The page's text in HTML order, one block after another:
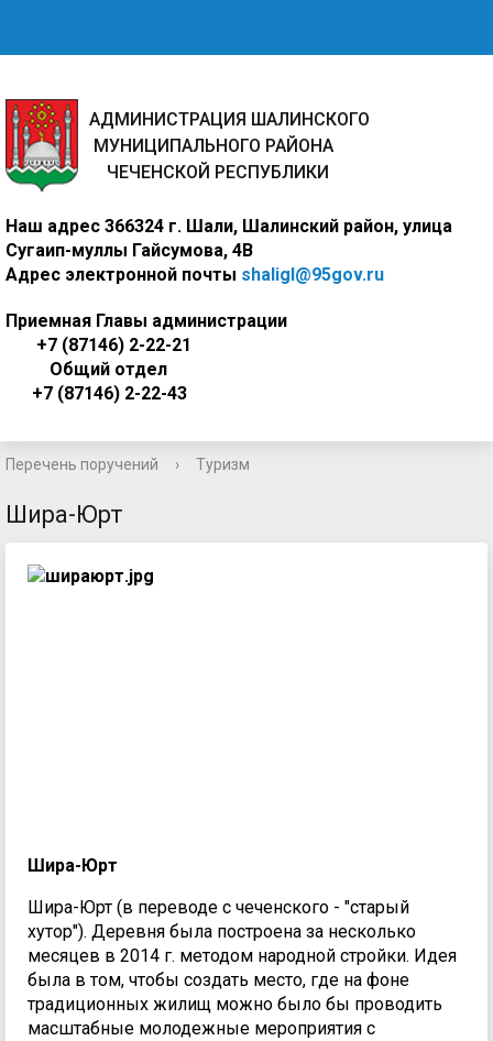
АДМИНИСТРАЦИЯ ШАЛИНСКОГО
МУНИЦИПАЛЬНОГО РАЙОНА
ЧЕЧЕНСКОЙ РЕСПУБЛИКИ
Наш адрес 366324 г. Шали, Шалинский район, улица
Сугаип-муллы Гайсумова, 4В
Адрес электронной почты shaligl@95gov.ru
Приемная Главы администрации
+7 (87146) 2-22-21
Общий отдел
+7 (87146) 2-22-43
Перечень поручений › Туризм
Шира-Юрт
Шира-Юрт
Шира-Юрт (в переводе с чеченского - "старый
хутор"). Деревня была построена за несколько
месяцев в 2014 г. методом народной стройки. Идея
была в том, чтобы создать место, где на фоне
традиционных жилищ можно было бы проводить
масштабные молодежные мероприятия с